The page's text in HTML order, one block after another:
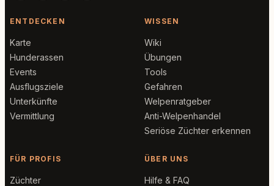
ENTDECKEN
Karte
Hunderassen
Events
Ausflugsziele
Unterkünfte
Vermittlung
WISSEN
Wiki
Übungen
Tools
Gefahren
Welpenratgeber
Anti-Welpenhandel
Seriöse Züchter erkennen
FÜR PROFIS
Züchter
ÜBER UNS
Hilfe & FAQ